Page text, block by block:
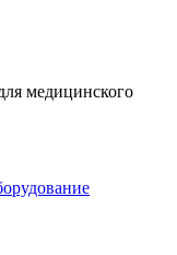
медицинского